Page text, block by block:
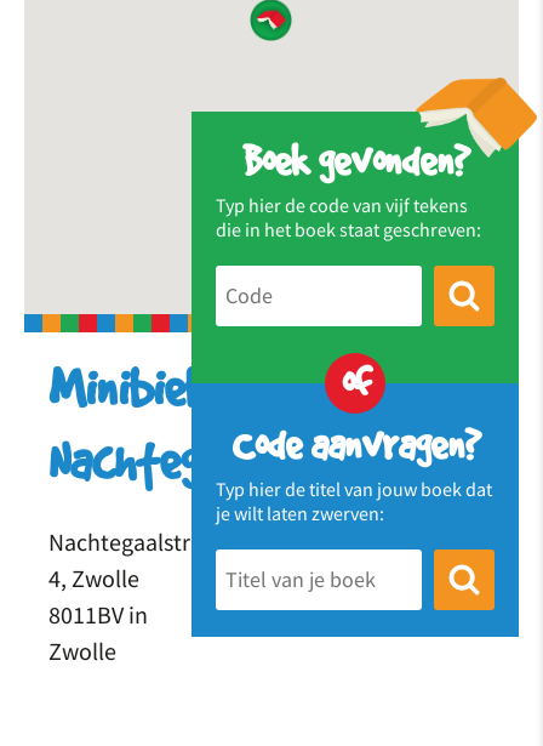
Boek gevonden?
Typ hier de code van vijf tekens
die in het boek staat geschreven:
of
Code aanvragen?
Typ hier de titel van jouw boek dat
je wilt laten zwerven:
Minibieb
Nachtegaalstraat
Nachtegaalstraat
4, Zwolle
8011BV in
Zwolle